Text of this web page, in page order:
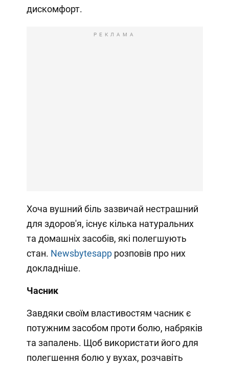
дискомфорт.
РЕКЛАМА
Хоча вушний біль зазвичай нестрашний
для здоров'я, існує кілька натуральних
та домашніх засобів, які полегшують
стан. Newsbytesappрозповів про них
докладніше.
Часник
Завдяки своїм властивостям часник є
потужним засобом проти болю, набряків
та запалень. Щоб використати його для
полегшення болю у вухах, розчавіть